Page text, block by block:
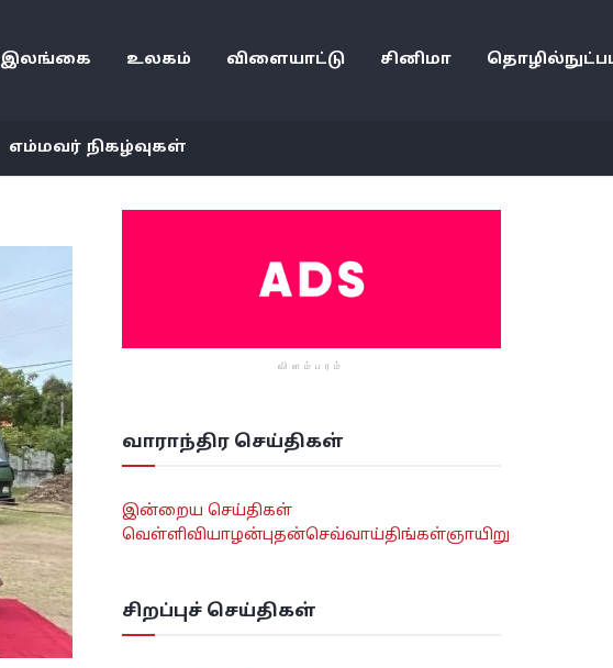
இலங்கை உலகம் விளையாட்டு சினிமா
எம்மவர் நிகழ்வுகள்
விளம்பரம்
வாராந்திர செய்திகள்
இன்றைய செய்திகள்
வெள்ளிவியாழன்புதன்செவ்வாய்திங்கள்ஞாயிறு
சிறப்புச் செய்திகள்